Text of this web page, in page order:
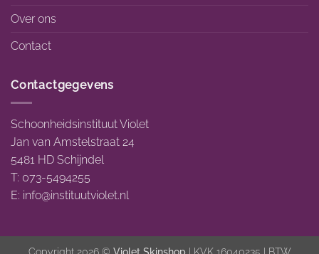
Over ons
Contact
Contactgegevens
Schoonheidsinstituut Violet
Jan van Amstelstraat 24
5481 HD Schijndel
T: 073-5494255
E: info@instituutviolet.nl
Copyright 2026 © Violet Skinshop | KVK 16040235 | BTW